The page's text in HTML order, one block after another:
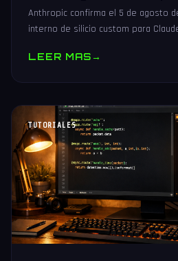
Anthropic confirma el 5 de agosto
interno de silicio custom para
estrategia multi-chip.
LEER MAS→
TUTORIALES